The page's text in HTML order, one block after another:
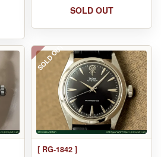
SOLD OUT
SOLD OUT
[ RG-1842 ]